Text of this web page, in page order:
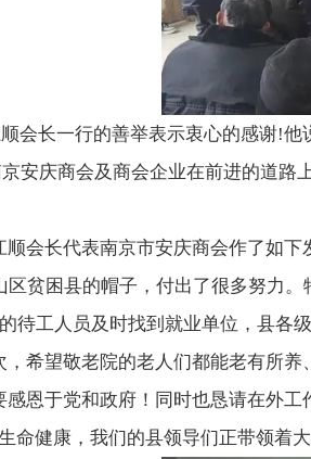
会长一行的善举表示衷心的感谢!他
安庆商会及商会企业在前进的道路
顺会长代表南京市安庆商会作了如下
贫困县的帽子，付出了很多努力。
待工人员及时找到就业单位，县各
，希望敬老院的老人们都能老有所养
恩于党和政府！ 同时也恳请在外工
命健康，我们的县领导们正带领着